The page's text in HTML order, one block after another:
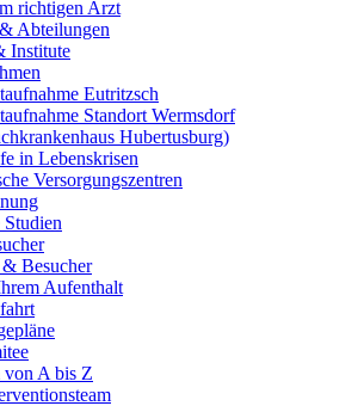
richtigen Arzt
Abteilungen
Institute
Eutritzsch
Standort Wermsdorf
Hubertusburg)
in Lebenskrisen
Versorgungszentren
Besucher
Aufenthalt
A bis Z